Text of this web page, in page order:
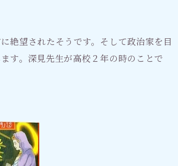
絶望されたそうです。そして政治家を目
す。深見先生が高校２年の時のことで